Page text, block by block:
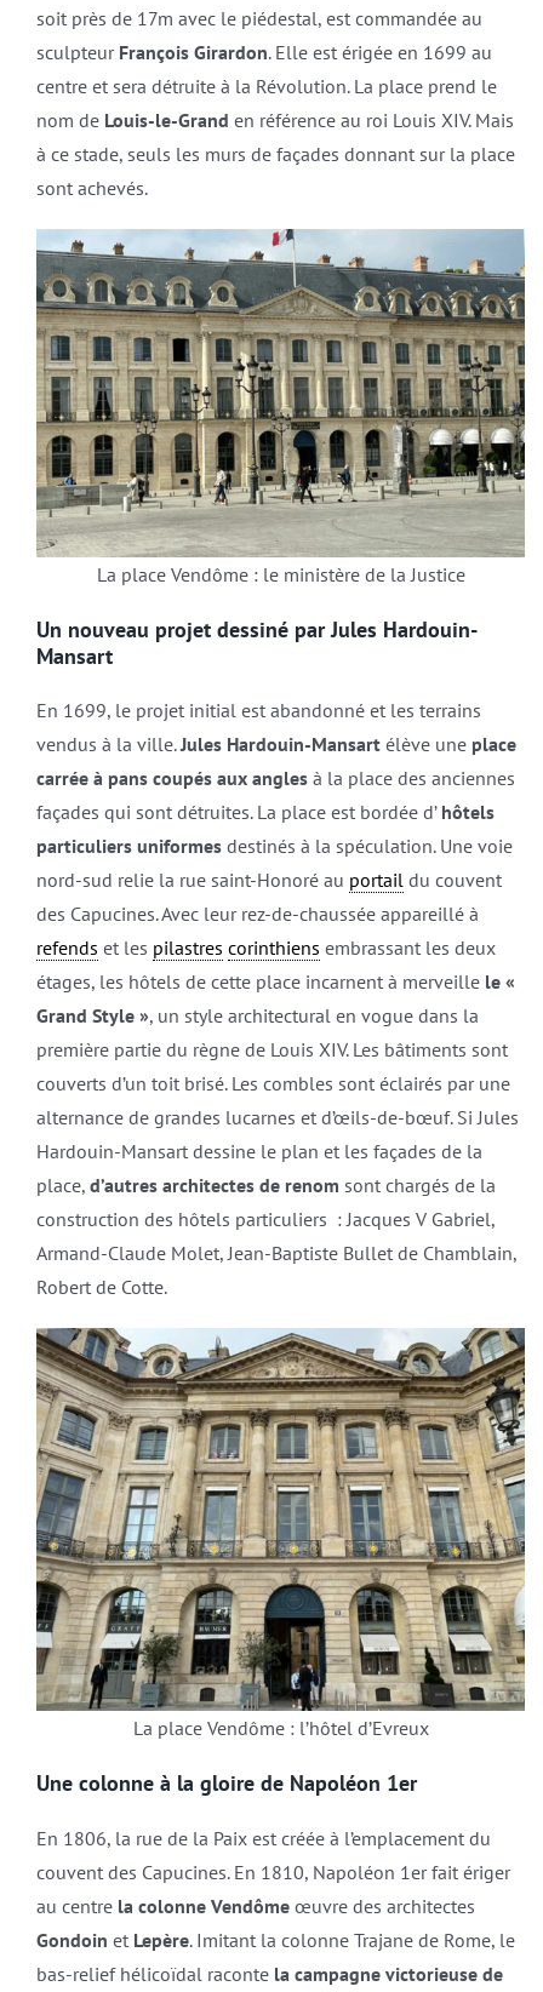
soit près de 17m avec le piédestal, est commandée au
sculpteur François Girardon. Elle est érigée en 1699 au
centre et sera détruite à la Révolution. La place prend le
nom de Louis-le-Grand en référence au roi Louis XIV. Mais
à ce stade, seuls les murs de façades donnant sur la place
sont achevés.
La place Vendôme : le ministère de la Justice
Un nouveau projet dessiné par Jules Hardouin-
Mansart
En 1699, le projet initial est abandonné et les terrains
vendus à la ville.Jules Hardouin-Mansartélève une place
carrée à pans coupés aux anglesà la place des anciennes
façades qui sont détruites. La place est bordée d’ hôtels
particuliers uniformes destinés à la spéculation. Une voie
nord-sud relie la rue saint-Honoré au portaildu couvent
des Capucines. Avec leur rez-de-chaussée appareillé à
refends et les pilastres corinthiens embrassant les deux
étages, les hôtels de cette place incarnent à merveille le «
Grand Style », un style architectural en vogue dans la
première partie du règne de Louis XIV. Les bâtiments sont
couverts d’un toit brisé. Les combles sont éclairés par une
alternance de grandes lucarnes et d’œils-de-bœuf. Si Jules
Hardouin-Mansart dessine le plan et les façades de la
place, d’autres architectes de renom sont chargés de la
construction des hôtels particuliers : Jacques V Gabriel,
Armand-Claude Molet, Jean-Baptiste Bullet de Chamblain,
Robert de Cotte.
La place Vendôme : l’hôtel d’Evreux
Une colonne à la gloire de Napoléon 1er
En 1806, la rue de la Paix est créée à l’emplacement du
couvent des Capucines. En 1810, Napoléon 1er fait ériger
au centre la colonne Vendômeœuvre des architectes
Gondoin et Lepère. Imitant la colonne Trajane de Rome, le
bas-relief hélicoïdal raconte la campagne victorieuse de